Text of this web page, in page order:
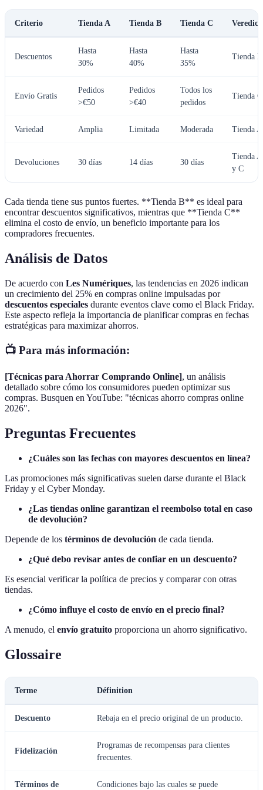
Criterio Tienda A Tienda B Tienda C
Descuentos
Hasta
30%
Hasta
40%
Hasta
35%
Tienda B
Envío Gratis
Pedidos
>€50
Pedidos
>€40
Todos los
pedidos
Tienda C
Variedad Amplia Limitada Moderada Tienda A
Devoluciones 30 días 14 días 30 días
Tienda A
y C
Cada tienda tiene sus puntos fuertes. **Tienda B** es ideal para
encontrar descuentos significativos, mientras que **Tienda C**
elimina el costo de envío, un beneficio importante para los
compradores frecuentes.
Análisis de Datos
De acuerdo con Les Numériques, las tendencias en 2026 indican
un crecimiento del 25% en compras online impulsadas por
descuentos especiales durante eventos clave como el Black Friday.
Este aspecto refleja la importancia de planificar compras en fechas
estratégicas para maximizar ahorros.
📺 Para más información:
[Técnicas para Ahorrar Comprando Online], un análisis
detallado sobre cómo los consumidores pueden optimizar sus
compras. Busquen en YouTube: "técnicas ahorro compras online
2026".
Preguntas Frecuentes
¿Cuáles son las fechas con mayores descuentos en línea?
Las promociones más significativas suelen darse durante el Black
Friday y el Cyber Monday.
¿Las tiendas online garantizan el reembolso total en caso
de devolución?
Depende de los términos de devolución de cada tienda.
¿Qué debo revisar antes de confiar en un descuento?
Es esencial verificar la política de precios y comparar con otras
tiendas.
¿Cómo influye el costo de envío en el precio final?
A menudo, el envío gratuito proporciona un ahorro significativo.
Glossaire
Terme Définition
Descuento Rebaja en el precio original de un producto.
Fidelización
Programas de recompensas para clientes
frecuentes.
Términos de
Condiciones bajo las cuales se puede